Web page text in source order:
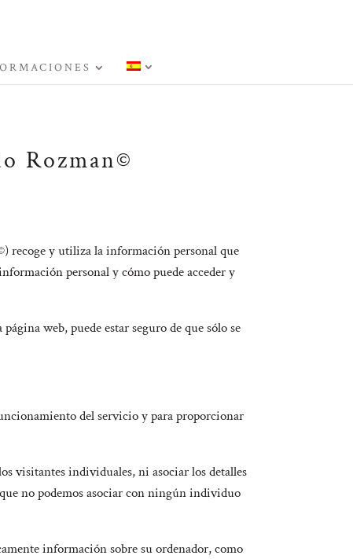
Rozman©
recoge y utiliza la información personal que
personal y cómo puede acceder y
web, puede estar seguro de que sólo se
del servicio y para proporcionar
visitantes individuales, ni asociar los detalles
no podemos asociar con ningún individuo
información sobre su ordenador, como